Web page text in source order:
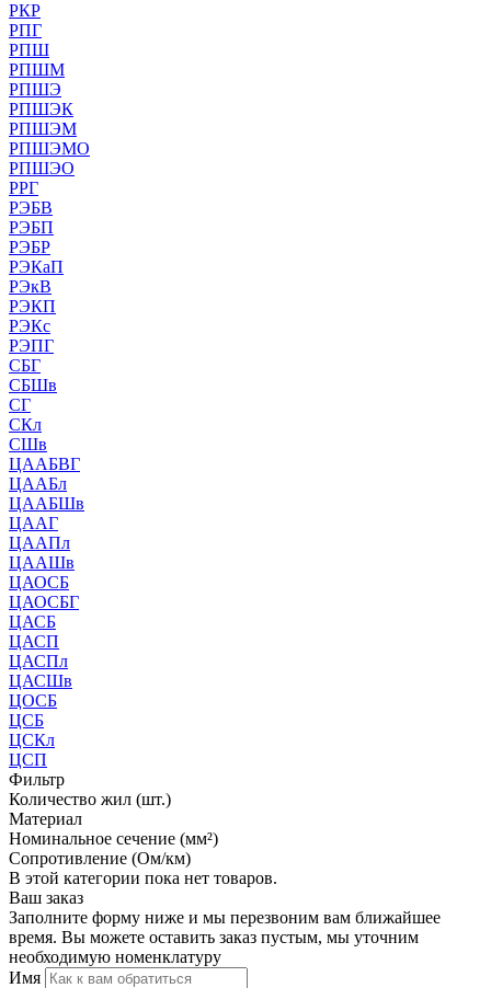
РКР
РПГ
РПШ
РПШМ
РПШЭ
РПШЭК
РПШЭМ
РПШЭМО
РПШЭО
РРГ
РЭБВ
РЭБП
РЭБР
РЭКаП
РЭкВ
РЭКП
РЭКс
РЭПГ
СБГ
СБШв
СГ
СКл
СШв
ЦААБВГ
ЦААБл
ЦААБШв
ЦААГ
ЦААПл
ЦААШв
ЦАОСБ
ЦАОСБГ
ЦАСБ
ЦАСП
ЦАСПл
ЦАСШв
ЦОСБ
ЦСБ
ЦСКл
ЦСП
Фильтр
Количество жил (шт.)
Материал
Номинальное сечение (мм²)
Сопротивление (Ом/км)
В этой категории пока нет товаров.
Ваш заказ
Заполните форму ниже и мы перезвоним вам ближайшее
время. Вы можете оставить заказ пустым, мы уточним
необходимую номенклатуру
Имя